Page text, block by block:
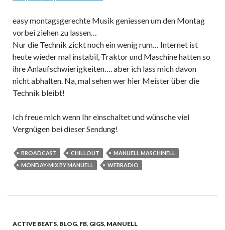
easy montagsgerechte Musik geniessen um den Montag
vorbei ziehen zu lassen…
Nur die Technik zickt noch ein wenig rum… Internet ist
heute wieder mal instabil, Traktor und Maschine hatten so
ihre Anlaufschwierigkeiten…. aber ich lass mich davon
nicht abhalten. Na, mal sehen wer hier Meister über die
Technik bleibt!
Ich freue mich wenn Ihr einschaltet und wünsche viel
Vergnügen bei dieser Sendung!
BROADCAST CHILLOUT
MANUELL MASCHINELL
MONDAY-MIX BY MANUELL
WEBRADIO
ACTIVE BEATS, BLOG, FB, GIGS, MANUELL